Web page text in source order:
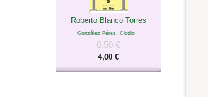
Roberto Blanco Torres
González Pérez, Clodio
6,50 €
4,00 €